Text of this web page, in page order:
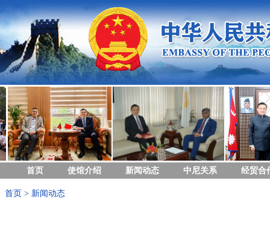
首页 使馆介绍 新闻动态 中尼关系 经贸合
首页 > 新闻动态